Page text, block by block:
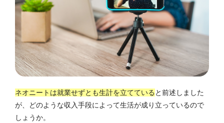
ネオニートは就業せずとも生計を立てている と前述しました
が、どのような収入手段によって生活が成り立っているので
しょうか。